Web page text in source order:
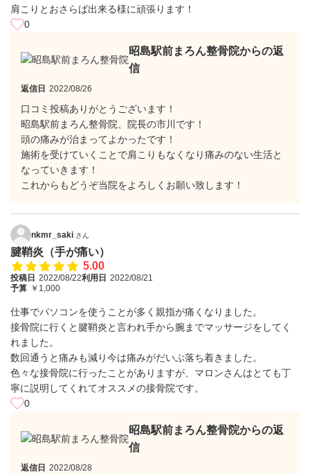
肩こりとおさらば出来る様に頑張ります！
0
昭島駅前まろん整骨院からの返
信
返信日 2022/08/26
口コミ投稿ありがとうございます！
昭島駅前まろん整骨院、院長の市川です！
頭の痛みが治まってよかったです！
施術を受けていくことで肩こりもなくなり痛みのない生活と
なっていきます！
これからもどうぞ当院をよろしくお願い致します！
nkmr_saki さん
腱鞘炎（手が痛い）
5.00
投稿日 2022/08/22利用日 2022/08/21
予算 ￥1,000
仕事でパソコンを使うことが多く親指が痛くなりました。
接骨院に行くと腱鞘炎と言われ手から腕までマッサージをしてく
れました。
数回通うと痛みも減り今は痛みがだいぶ落ち着きました。
色々な接骨院に行ったことがありますが、マロンさんはとても丁
寧に説明してくれてオススメの接骨院です。
0
昭島駅前まろん整骨院からの返
信
返信日 2022/08/28